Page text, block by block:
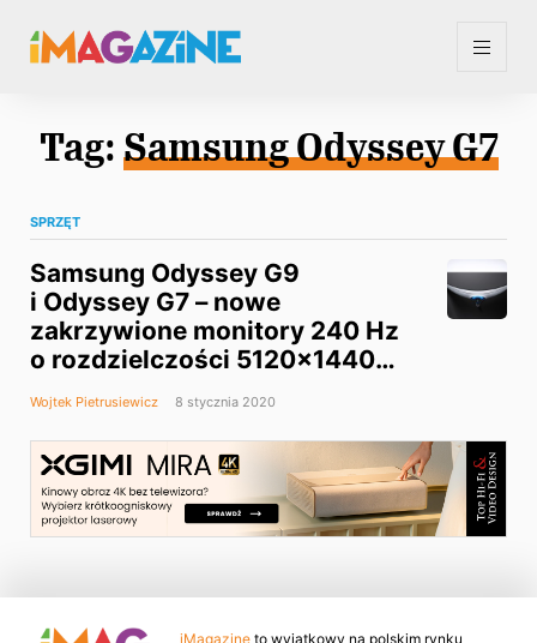
Tag: Samsung Odyssey G7
SPRZĘT
Samsung Odyssey G9
i Odyssey G7 – nowe
zakrzywione monitory 240 Hz
o rozdzielczości 5120×1440
i 2560×1440
Wojtek Pietrusiewicz 8 stycznia 2020
iMagazine to wyjątkowy na polskim rynku